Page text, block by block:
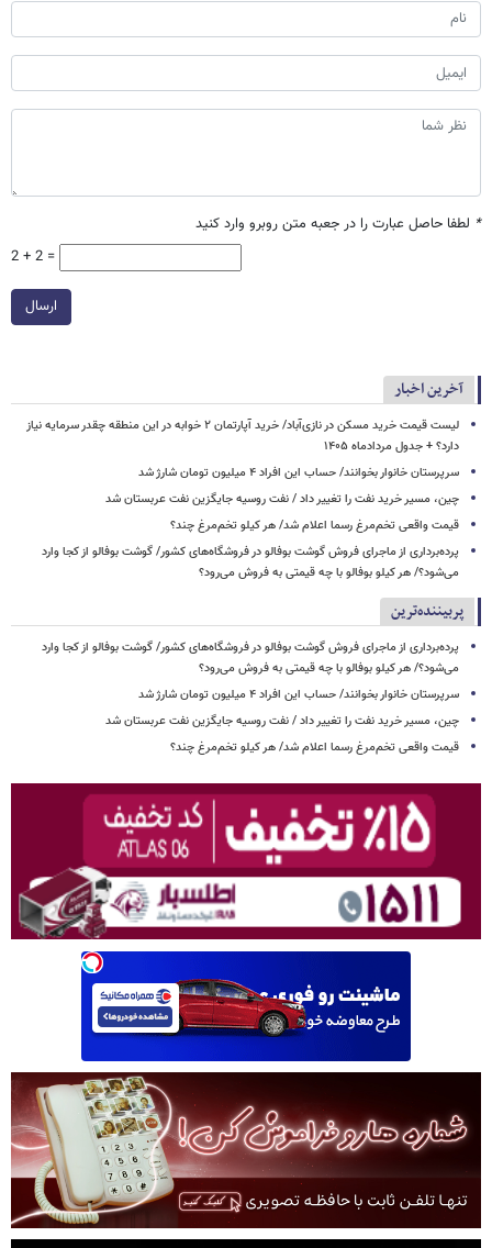
* لطفا حاصل عبارت را در جعبه متن روبرو وارد کنید
2 + 2 =
ارسال
آخرین اخبار
لیست قیمت خرید مسکن در نازی‌آباد/ خرید آپارتمان ۲ خوابه در این منطقه چقدر سرمایه نیاز
دارد؟ + جدول مردادماه ۱۴۰۵
سرپرستان خانوار بخوانند/ حساب این افراد ۴ میلیون تومان شارژ شد
چین، مسیر خرید نفت را تغییر داد / نفت روسیه جایگزین نفت عربستان شد
قیمت واقعی تخم‌مرغ رسما اعلام شد/ هر کیلو تخم‌مرغ چند؟
پرده‌برداری از ماجرای فروش گوشت بوفالو در فروشگاه‌های کشور/ گوشت بوفالو از کجا وارد
می‌شود؟/ هر کیلو بوفالو با چه قیمتی به فروش می‌رود؟
پربیننده‌ترین
پرده‌برداری از ماجرای فروش گوشت بوفالو در فروشگاه‌های کشور/ گوشت بوفالو از کجا وارد
می‌شود؟/ هر کیلو بوفالو با چه قیمتی به فروش می‌رود؟
سرپرستان خانوار بخوانند/ حساب این افراد ۴ میلیون تومان شارژ شد
چین، مسیر خرید نفت را تغییر داد / نفت روسیه جایگزین نفت عربستان شد
قیمت واقعی تخم‌مرغ رسما اعلام شد/ هر کیلو تخم‌مرغ چند؟